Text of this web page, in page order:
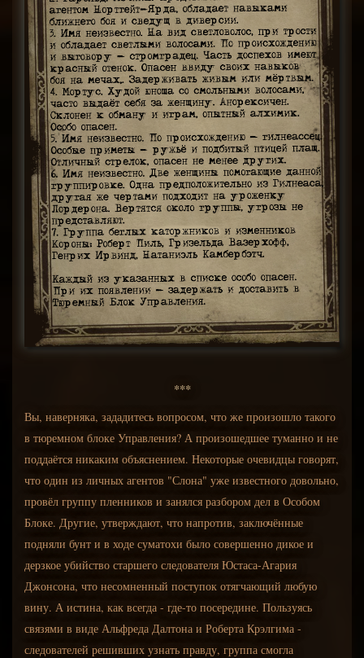
***
Вы, наверняка, зададитесь вопросом, что же произошло такого
в тюремном блоке Управления? А произошедшее туманно и не
поддаётся никаким объяснением. Некоторые очевидцы говорят,
что один из личных агентов "Слона" уже известного довольно,
провёл группу пленников и занялся разбором дел в Особом
Блоке. Другие, утверждают, что напротив, заключённые
подняли бунт и в ходе суматохи было совершенно дикое и
дерзкое убийство старшего следователя Юстаса-Агария
Джонсона, что несомненный поступок отягчающий любую
вину. А истина, как всегда - где-то посередине. Пользуясь
связями в виде Альфреда Далтона и Роберта Крэлгима -
следователей решивших узнать правду, группа смогла